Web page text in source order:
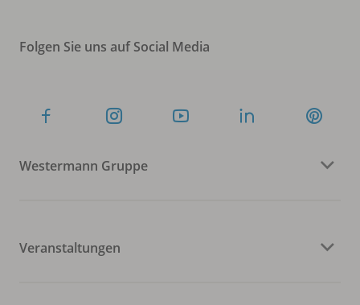
Folgen Sie uns auf Social Media
Westermann Gruppe
Veranstaltungen